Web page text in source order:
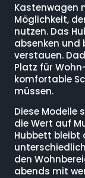
Kastenwagen
Möglichkeit,
nutzen. Das
absenken und
verstauen.
Platz für
komfortable
müssen.
Diese Modelle
die Wert auf
Hubbett bleibt
den
abends mit